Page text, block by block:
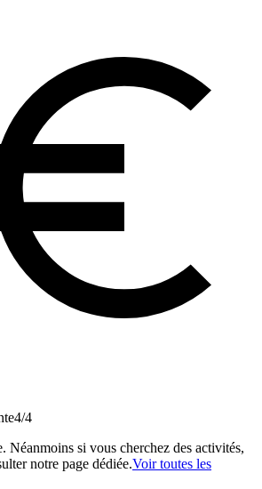
4/4
Néanmoins si vous cherchez des activités,
notre page dédiée.Voir toutes les